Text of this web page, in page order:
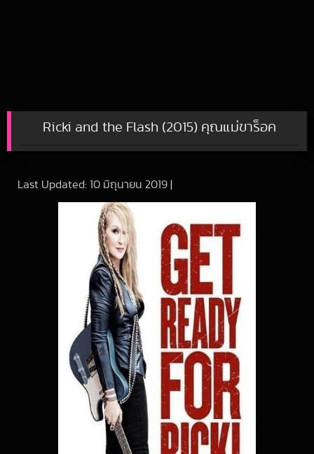
Ricki and the Flash (2015) คุณแม่ขาร็อค
Last Updated: 10 มิถุนายน 2019